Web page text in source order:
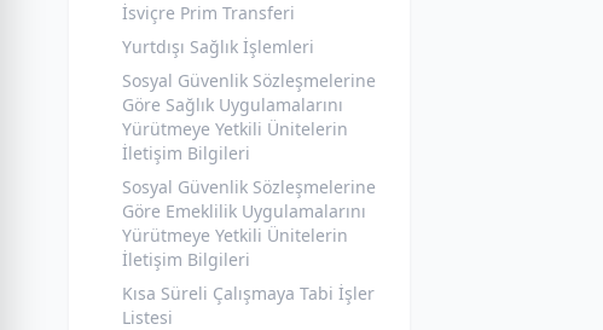
İsviçre Prim Transferi
Yurtdışı Sağlık İşlemleri
Sosyal Güvenlik Sözleşmelerine
Göre Sağlık Uygulamalarını
Yürütmeye Yetkili Ünitelerin
İletişim Bilgileri
Sosyal Güvenlik Sözleşmelerine
Göre Emeklilik Uygulamalarını
Yürütmeye Yetkili Ünitelerin
İletişim Bilgileri
Kısa Süreli Çalışmaya Tabi İşler
Listesi